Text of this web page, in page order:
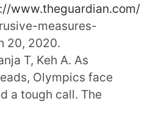
www.theguardian.com/
measures-
20, 2020.
T, Keh A. As
Olympics face
a tough call. The